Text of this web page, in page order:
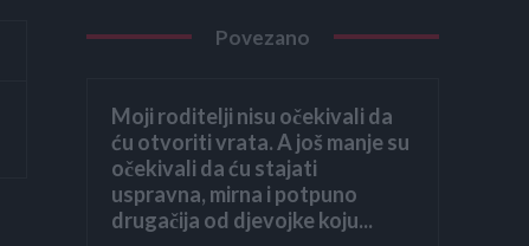
Povezano
Moji roditelji nisu očekivali da
ću otvoriti vrata. A još manje su
očekivali da ću stajati
uspravna, mirna i potpuno
drugačija od djevojke koju...